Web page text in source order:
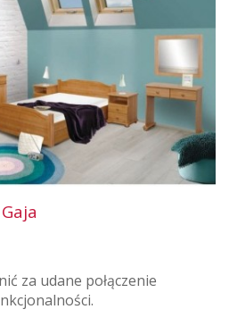
za udane połączenie